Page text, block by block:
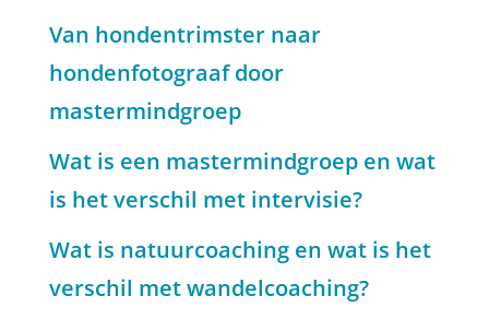
Van hondentrimster naar
hondenfotograaf door
mastermindgroep
Wat is een mastermindgroep en wat
is het verschil met intervisie?
Wat is natuurcoaching en wat is het
verschil met wandelcoaching?